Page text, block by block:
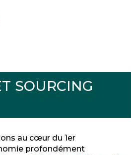
SOURCING
au cœur du 1er
profondément